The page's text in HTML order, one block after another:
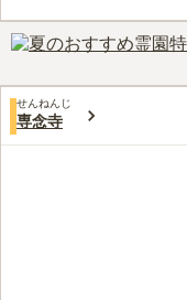
みんなの評価
60代女性
川崎の住宅地に
ので、車で５分ほどのと
い
せんねんじ
専念寺